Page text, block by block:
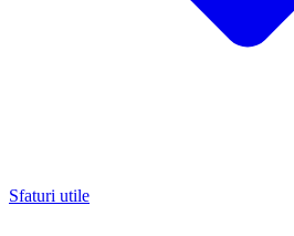
Sfaturi utile